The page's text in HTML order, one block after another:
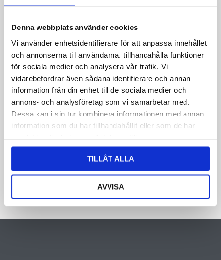
Denna webbplats använder cookies
Vi använder enhetsidentifierare för att anpassa innehållet
och annonserna till användarna, tillhandahålla funktioner
för sociala medier och analysera vår trafik. Vi
vidarebefordrar även sådana identifierare och annan
information från din enhet till de sociala medier och
annons- och analysföretag som vi samarbetar med.
Dessa kan i sin tur kombinera informationen med annan
information som du har tillhandahållit eller som de har
TILLÅT ALLA
AVVISA
Genom att skicka formuläret godkänner du att vi sparar
information om dig. Läs mer om hur vi behandlar dina
personuppgifter i vår integritetspolicy.